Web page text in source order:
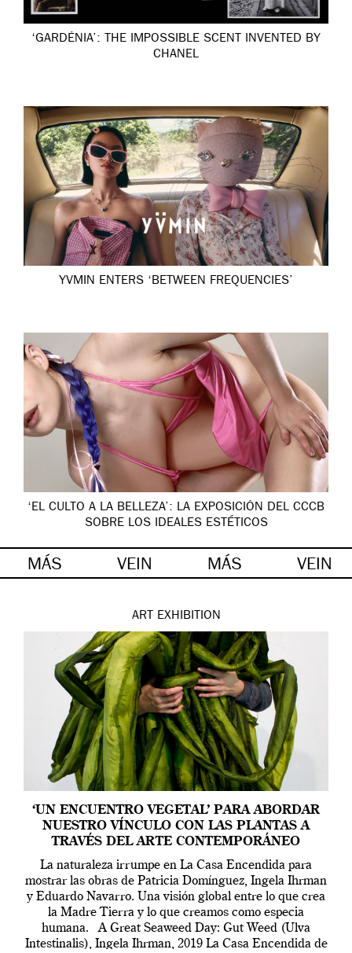
‘GARDÉNIA’: THE IMPOSSIBLE SCENT INVENTED BY
CHANEL
YVMIN ENTERS ‘BETWEEN FREQUENCIES’
‘EL CULTO A LA BELLEZA’: LA EXPOSICIÓN DEL CCCB
SOBRE LOS IDEALES ESTÉTICOS
MÁS VEIN MÁS VEIN
ART EXHIBITION
‘UN ENCUENTRO VEGETAL’ PARA ABORDAR
NUESTRO VÍNCULO CON LAS PLANTAS A
TRAVÉS DEL ARTE CONTEMPORÁNEO
La naturaleza irrumpe en La Casa Encendida para
mostrar las obras de Patricia Domínguez, Ingela Ihrman
y Eduardo Navarro. Una visión global entre lo que crea
la Madre Tierra y lo que creamos como especia
humana. A Great Seaweed Day: Gut Weed (Ulva
Intestinalis), Ingela Ihrman, 2019 La Casa Encendida de